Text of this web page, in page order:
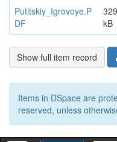
Putitskiy_Igrovoye.P
DF
kB
Show full item record
Items in DSpace are
reserved, unless